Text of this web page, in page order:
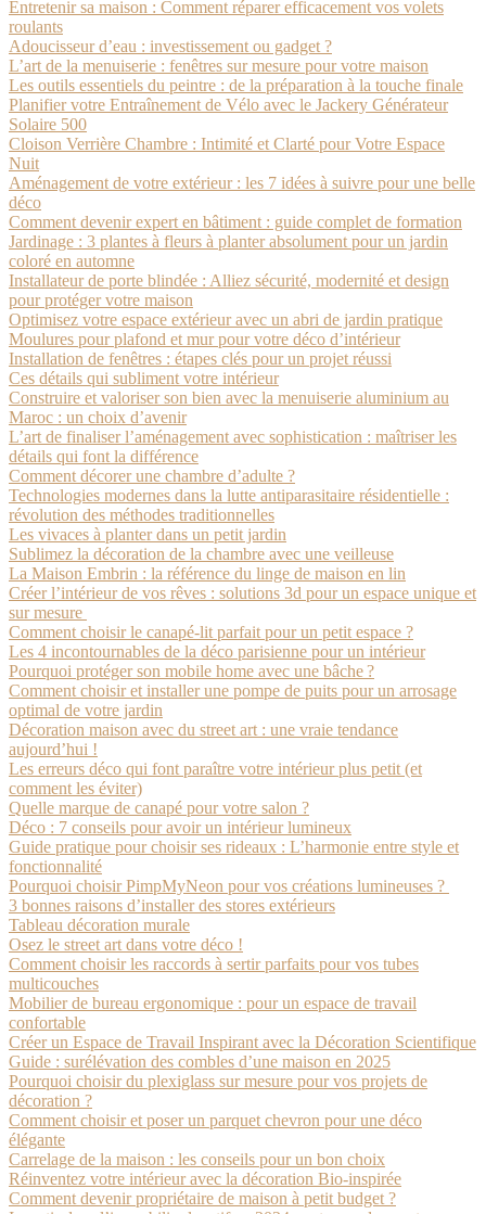
Entretenir sa maison : Comment réparer efficacement vos volets
roulants
Adoucisseur d’eau : investissement ou gadget ?
L’art de la menuiserie : fenêtres sur mesure pour votre maison
Les outils essentiels du peintre : de la préparation à la touche finale
Planifier votre Entraînement de Vélo avec le Jackery Générateur
Solaire 500
Cloison Verrière Chambre : Intimité et Clarté pour Votre Espace
Nuit
Aménagement de votre extérieur : les 7 idées à suivre pour une belle
déco
Comment devenir expert en bâtiment : guide complet de formation
Jardinage : 3 plantes à fleurs à planter absolument pour un jardin
coloré en automne
Installateur de porte blindée : Alliez sécurité, modernité et design
pour protéger votre maison
Optimisez votre espace extérieur avec un abri de jardin pratique
Moulures pour plafond et mur pour votre déco d’intérieur
Installation de fenêtres : étapes clés pour un projet réussi
Ces détails qui subliment votre intérieur
Construire et valoriser son bien avec la menuiserie aluminium au
Maroc : un choix d’avenir
L’art de finaliser l’aménagement avec sophistication : maîtriser les
détails qui font la différence
Comment décorer une chambre d’adulte ?
Technologies modernes dans la lutte antiparasitaire résidentielle :
révolution des méthodes traditionnelles
Les vivaces à planter dans un petit jardin
Sublimez la décoration de la chambre avec une veilleuse
La Maison Embrin : la référence du linge de maison en lin
Créer l’intérieur de vos rêves : solutions 3d pour un espace unique et
sur mesure
Comment choisir le canapé-lit parfait pour un petit espace ?
Les 4 incontournables de la déco parisienne pour un intérieur
Pourquoi protéger son mobile home avec une bâche ?
Comment choisir et installer une pompe de puits pour un arrosage
optimal de votre jardin
Décoration maison avec du street art : une vraie tendance
aujourd’hui !
Les erreurs déco qui font paraître votre intérieur plus petit (et
comment les éviter)
Quelle marque de canapé pour votre salon ?
Déco : 7 conseils pour avoir un intérieur lumineux
Guide pratique pour choisir ses rideaux : L’harmonie entre style et
fonctionnalité
Pourquoi choisir PimpMyNeon pour vos créations lumineuses ?
3 bonnes raisons d’installer des stores extérieurs
Tableau décoration murale
Osez le street art dans votre déco !
Comment choisir les raccords à sertir parfaits pour vos tubes
multicouches
Mobilier de bureau ergonomique : pour un espace de travail
confortable
Créer un Espace de Travail Inspirant avec la Décoration Scientifique
Guide : surélévation des combles d’une maison en 2025
Pourquoi choisir du plexiglass sur mesure pour vos projets de
décoration ?
Comment choisir et poser un parquet chevron pour une déco
élégante
Carrelage de la maison : les conseils pour un bon choix
Réinventez votre intérieur avec la décoration Bio-inspirée
Comment devenir propriétaire de maison à petit budget ?